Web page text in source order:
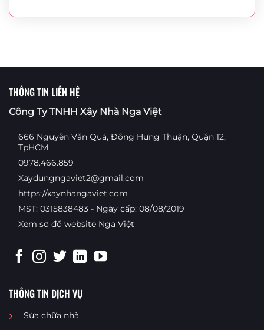
THÔNG TIN LIÊN HỆ
Công Ty TNHH Xây Nhà Nga Việt
666 Nguyễn Văn Quá, Đông Hưng Thuận, Quận 12,
TpHCM
0978.466.859
Xaydungngaviet2@gmail.com
https://xaynhangaviet.com
MST: 0315838483 - Ngày cấp: 08/08/2019
Xem sơ đồ website Nga Việt
THÔNG TIN DỊCH VỤ
Sửa chữa nhà